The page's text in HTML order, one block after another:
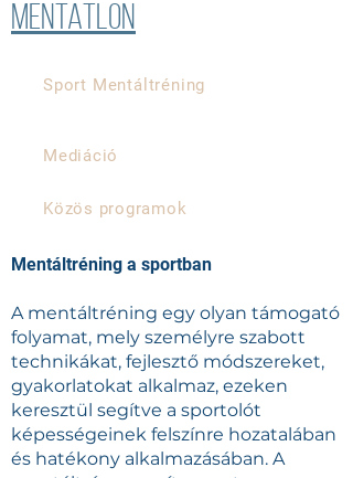
MENTATLON
Sport Mentáltréning
Mediáció
Közös programok
Mentáltréning a sportban
A mentáltréning egy olyan támogató
folyamat, mely személyre szabott
technikákat, fejlesztő módszereket,
gyakorlatokat alkalmaz, ezeken
keresztül segítve a sportolót
képességeinek felszínre hozatalában
és hatékony alkalmazásában. A